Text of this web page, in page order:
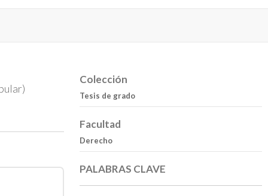
Colección
Tesis de grado
Facultad
Derecho
PALABRAS CLAVE